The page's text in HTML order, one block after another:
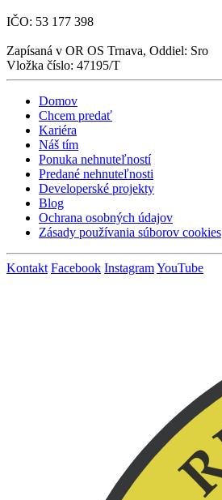
IČO: 53 177 398
Zapísaná v OR OS Trnava, Oddiel: Sro
Vložka číslo: 47195/T
Domov
Chcem predať
Kariéra
Náš tím
Ponuka nehnuteľností
Predané nehnuteľnosti
Developerské projekty
Blog
Ochrana osobných údajov
Zásady používania súborov cookies
Kontakt Facebook InstagramYouTube